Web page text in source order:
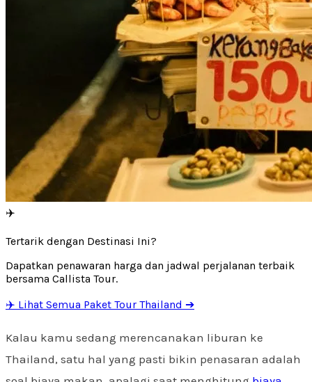
✈️
Tertarik dengan Destinasi Ini?
Dapatkan penawaran harga dan jadwal perjalanan terbaik
bersama Callista Tour.
✈️ Lihat Semua Paket Tour Thailand ➔
Kalau kamu sedang merencanakan liburan ke
Thailand, satu hal yang pasti bikin penasaran adalah